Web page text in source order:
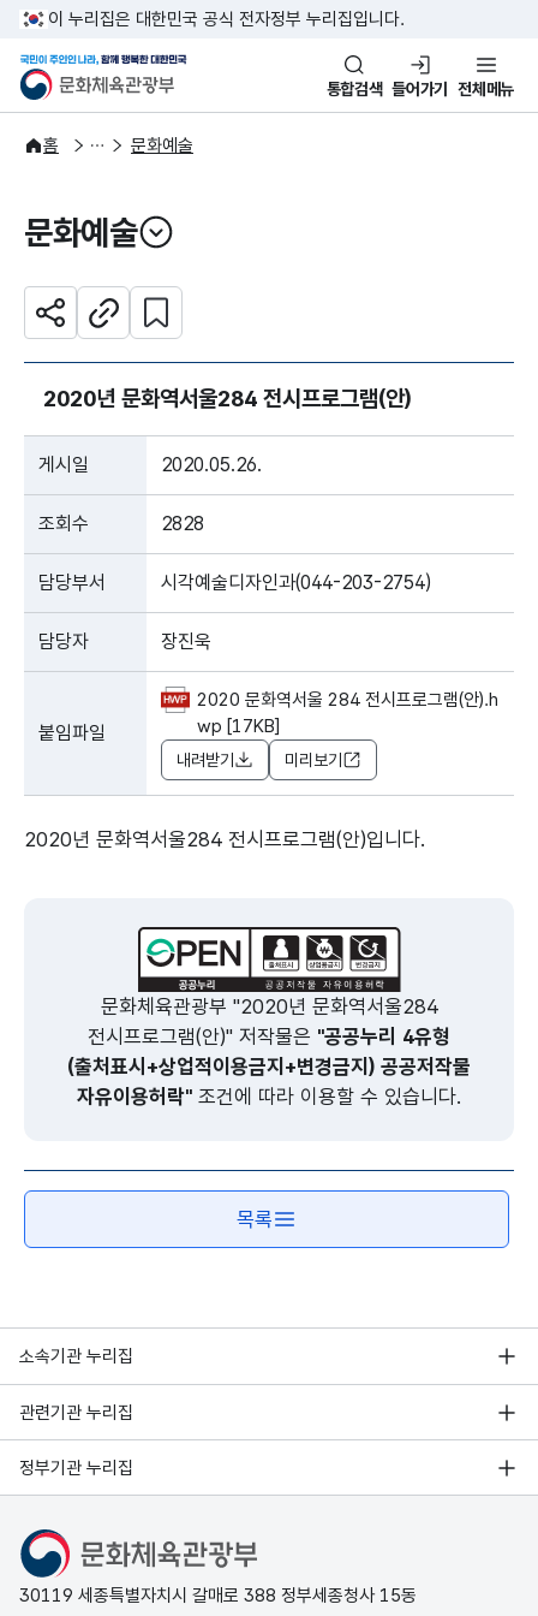
본문 바로가기
주메뉴 바로가기
이 누리집은 대한민국 공식 전자정부 누리집입니다.
문화체육관광부
국민이 주인인 나라, 함께 행복
통합검색 들어가기 전체메뉴
홈
주요정책
분야별 정책 문화예술
문화예술
열기
공유하기주소복사
관심 콘텐츠 설정하기
2020년 문화역서울284 전시프로그램(안)
게시일 2020.05.26.
조회수 2828
담당부서 시각예술디자인과(044-203-2754)
담당자 장진욱
붙임파일
2020 문화역서울 284 전시프로그램(안).h
wp [17KB]
내려받기 미리보기
2020년 문화역서울284 전시프로그램(안)입니다.
문화체육관광부 "2020년 문화역서울284
전시프로그램(안)" 저작물은 "공공누리 4유형
(출처표시+상업적이용금지+변경금지) 공공저작물
자유이용허락"조건에 따라 이용할 수 있습니다.
목록
소속기관 누리집
관련기관 누리집
정부기관 누리집
문화체육관광부
30119 세종특별자치시 갈매로 388 정부세종청사 15동